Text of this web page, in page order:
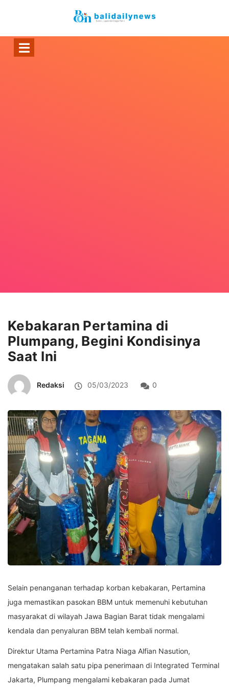
Kebakaran Pertamina di
Plumpang, Begini Kondisinya
Saat Ini
Redaksi 05/03/2023 0
Selain penanganan terhadap korban kebakaran, Pertamina
juga memastikan pasokan BBM untuk memenuhi kebutuhan
masyarakat di wilayah Jawa Bagian Barat tidak mengalami
kendala dan penyaluran BBM telah kembali normal.
Direktur Utama Pertamina Patra Niaga Alfian Nasution,
mengatakan salah satu pipa penerimaan di Integrated Terminal
Jakarta, Plumpang mengalami kebakaran pada Jumat